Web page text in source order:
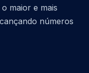
maior e mais
números